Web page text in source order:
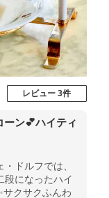
レビュー 3件
ーン💕ハイティ
ドルフでは、
段になったハイ
サクサクふんわ